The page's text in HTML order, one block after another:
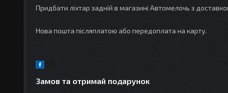
Придбати ліхтар задній в магазині Автомелочь з
Нова пошта післяплатою або передоплата на карту.
Замов та отримай подарунок